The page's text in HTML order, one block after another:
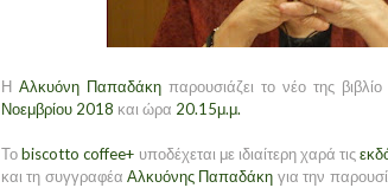
Η Αλκυόνη Παπαδάκη παρουσιάζει το νέο της βιβλίο
Νοεμβρίου 2018 και ώρα 20.15μ.μ.
Τοbiscotto coffee+ υποδέχεται με ιδιαίτερη χαρά τις
και τη συγγραφέαΑλκυόνης Παπαδάκη για την